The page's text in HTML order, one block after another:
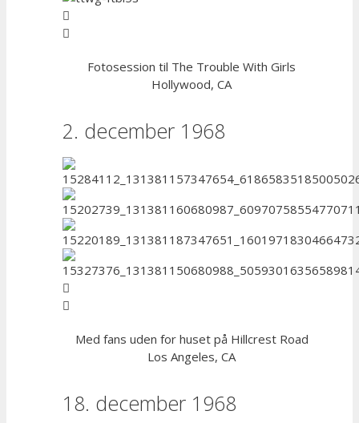
Fotosession til The Trouble With Girls
Hollywood, CA
2. december 1968
Med fans uden for huset på Hillcrest Road
Los Angeles, CA
18. december 1968